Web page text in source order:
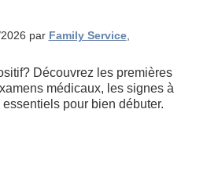
par Family Service,
Découvrez les premières
médicaux, les signes à
pour bien débuter.